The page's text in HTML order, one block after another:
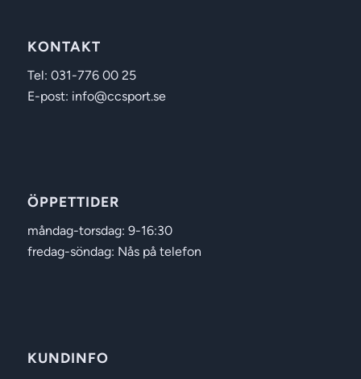
KONTAKT
Tel: 031-776 00 25
E-post: info@ccsport.se
ÖPPETTIDER
måndag-torsdag: 9-16:30
fredag-söndag: Nås på telefon
KUNDINFO